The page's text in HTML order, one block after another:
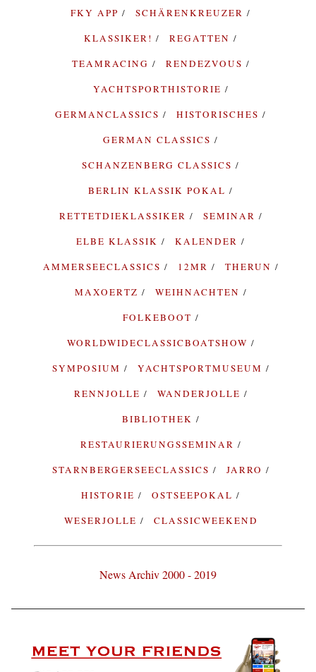
FKY APP
SCHÄRENKREUZER
KLASSIKER!
REGATTEN
TEAMRACING
RENDEZVOUS
YACHTSPORTHISTORIE
GERMANCLASSICS
HISTORISCHES
GERMAN CLASSICS
SCHANZENBERG CLASSICS
BERLIN KLASSIK POKAL
RETTETDIEKLASSIKER
SEMINAR
ELBE KLASSIK
KALENDER
AMMERSEECLASSICS
12MR
THERUN
MAXOERTZ
WEIHNACHTEN
FOLKEBOOT
WORLDWIDECLASSICBOATSHOW
SYMPOSIUM
YACHTSPORTMUSEUM
RENNJOLLE
WANDERJOLLE
BIBLIOTHEK
RESTAURIERUNGSSEMINAR
STARNBERGERSEECLASSICS
JARRO
HISTORIE
OSTSEEPOKAL
WESERJOLLE
CLASSICWEEKEND
News Archiv 2000 - 2019